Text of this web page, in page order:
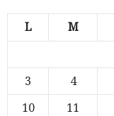
L M
3
4
10
11